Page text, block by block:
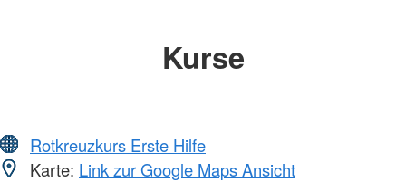
Kurse
Rotkreuzkurs Erste Hilfe
Karte: Link zur Google Maps Ansicht